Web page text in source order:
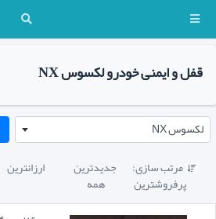
قفل و ایمنی خودرو لکسوس NX
لکسوس NX
 مرتب سازی: جدیدترین ارزانترین
پرفروشترین
همه